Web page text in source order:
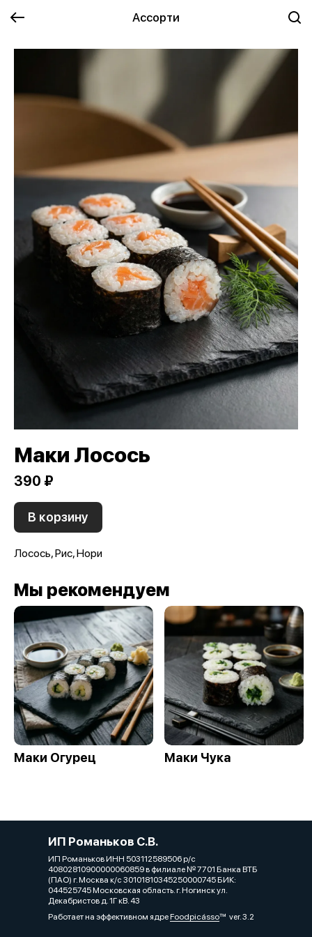
Ассорти
Маки Лосось
390 ₽
В корзину
Лосось, Рис, Нори
Мы рекомендуем
Маки Огурец Маки Чука
ИП Романьков С.В.
ИП Романьков ИНН 503112589506 р/с
40802810900000060859 в филиале № 7701 Банка ВТБ
(ПАО) г. Москва к/с 30101810345250000745 БИК:
044525745 Московская область. г. Ногинск ул.
Декабристов д. 1Г кВ. 43
Работает на эффективном ядреFoodpicássover. 3.2